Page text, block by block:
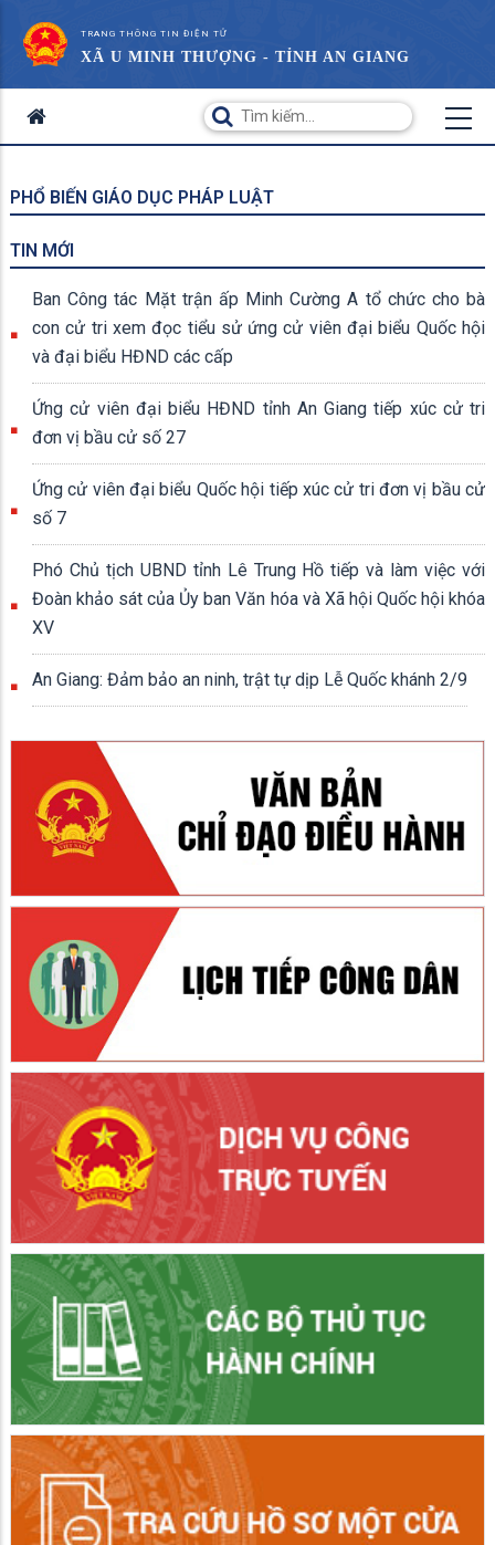
TRANG THÔNG TIN ĐIỆN TỬ
XÃ U MINH THƯỢNG - TỈNH AN GIANG
PHỔ BIẾN GIÁO DỤC PHÁP LUẬT
TIN MỚI
Ban Công tác Mặt trận ấp Minh Cường A tổ chức cho bà
con cử tri xem đọc tiểu sử ứng cử viên đại biểu Quốc hội
và đại biểu HĐND các cấp
Ứng cử viên đại biểu HĐND tỉnh An Giang tiếp xúc cử tri
đơn vị bầu cử số 27
Ứng cử viên đại biểu Quốc hội tiếp xúc cử tri đơn vị bầu cử
số 7
Phó Chủ tịch UBND tỉnh Lê Trung Hồ tiếp và làm việc với
Đoàn khảo sát của Ủy ban Văn hóa và Xã hội Quốc hội khóa
XV
An Giang: Đảm bảo an ninh, trật tự dịp Lễ Quốc khánh 2/9